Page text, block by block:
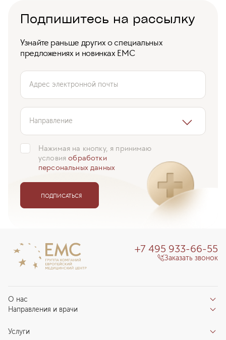
Подпишитесь на рассылку
Узнайте раньше других о специальных
предложениях и новинках ЕМС
Адрес электронной почты
Направление
Нажимая на кнопку, я принимаю
условияобработки
персональных данных
ПОДПИСАТЬСЯ
О нас
Отзывы пациентов
О клинике
Направления и врачи
Услуги
+7 495 933-66-55
Заказать звонок